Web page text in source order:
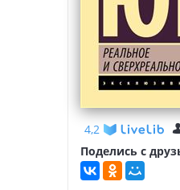
4,2
Поделись с